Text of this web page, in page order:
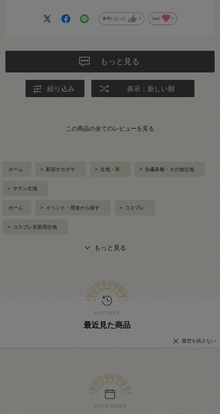
参考になった 0 Like! 0
もっと見る
絞り込み 表示：新しい順
この商品の全てのレビューを見る
ホーム > 新宿オカダヤ > 生地・布 > 合繊各種・その他生地
> サテン生地
ホーム > イベント・用途から探す > コスプレ
> コスプレ衣装用生地
もっと見る
最近見た商品
履歴を残さない